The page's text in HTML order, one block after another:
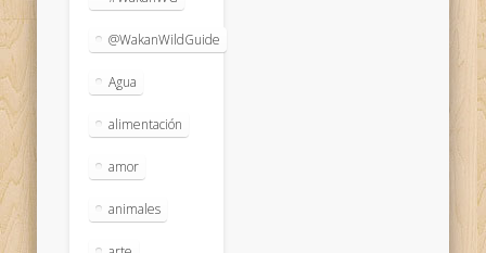
@WakanWildGuide
Agua
alimentación
amor
animales